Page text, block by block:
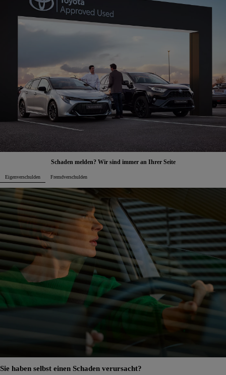
Schaden melden? Wir sind immer an Ihrer Seite
Eigenverschulden Fremdverschulden
Sie haben selbst einen Schaden verursacht?